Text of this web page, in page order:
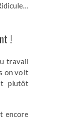
!
travail
on voit
plutôt
encore